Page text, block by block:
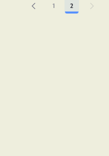
Página
1 Página
2